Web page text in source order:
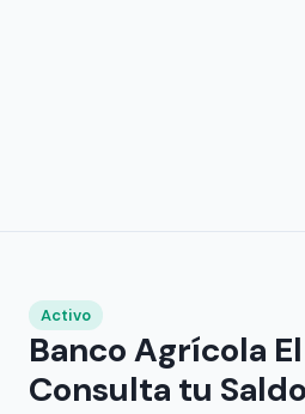
Activo
Banco Agrícola
Consulta tu Saldo